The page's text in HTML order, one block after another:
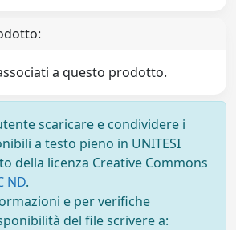
a questo prodotto.
scaricare e condividere i
a testo pieno in UNITESI
della licenza Creative Commons
ND.
e per verifiche
del file scrivere a: